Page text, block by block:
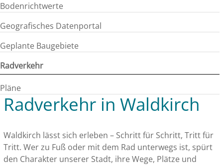
Bodenrichtwerte
Geografisches Datenportal
Geplante Baugebiete
Radverkehr
Pläne
Radverkehr in Waldkirch
Waldkirch lässt sich erleben – Schritt für Schritt, Tritt für
Tritt. Wer zu Fuß oder mit dem Rad unterwegs ist, spürt
den Charakter unserer Stadt, ihre Wege, Plätze und